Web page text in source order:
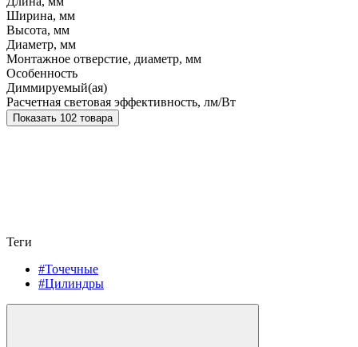
Ширина, мм
Высота, мм
Диаметр, мм
Монтажное отверстие, диаметр, мм
Особенность
Диммируемый(ая)
Расчетная световая эффективность, лм/Вт
Показать 102 товара
Теги
#Точечные
#Цилиндры